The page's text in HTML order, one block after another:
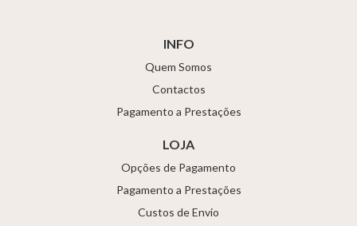
INFO
Quem Somos
Contactos
Pagamento a Prestações
LOJA
Opções de Pagamento
Pagamento a Prestações
Custos de Envio